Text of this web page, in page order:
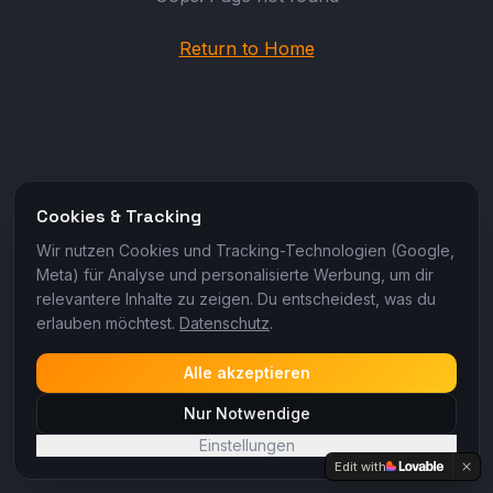
Return to Home
Cookies & Tracking
Wir nutzen Cookies und Tracking-Technologien (Google,
Meta) für Analyse und personalisierte Werbung, um dir
relevantere Inhalte zu zeigen. Du entscheidest, was du
erlauben möchtest. Datenschutz.
Alle akzeptieren
Nur Notwendige
Einstellungen
Edit with